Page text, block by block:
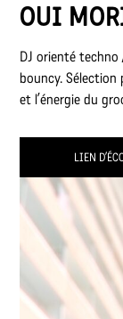
OUI
DJ orienté
bouncy.
et l’énergie du
LIEN